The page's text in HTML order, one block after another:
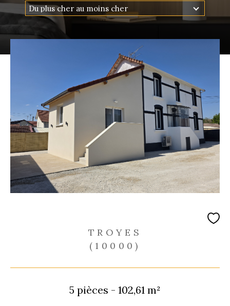
Du plus cher au moins cher
TROYES
(10000)
5 pièces - 102,61 m²
Budget
Budget
Surface
Référence
RECHERCHER